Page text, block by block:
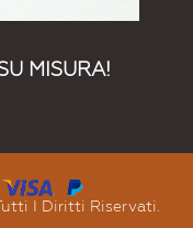
MISURA!
I Diritti Riservati.